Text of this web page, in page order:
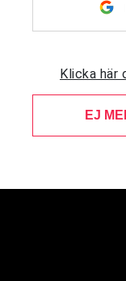
Klicka här
EJ